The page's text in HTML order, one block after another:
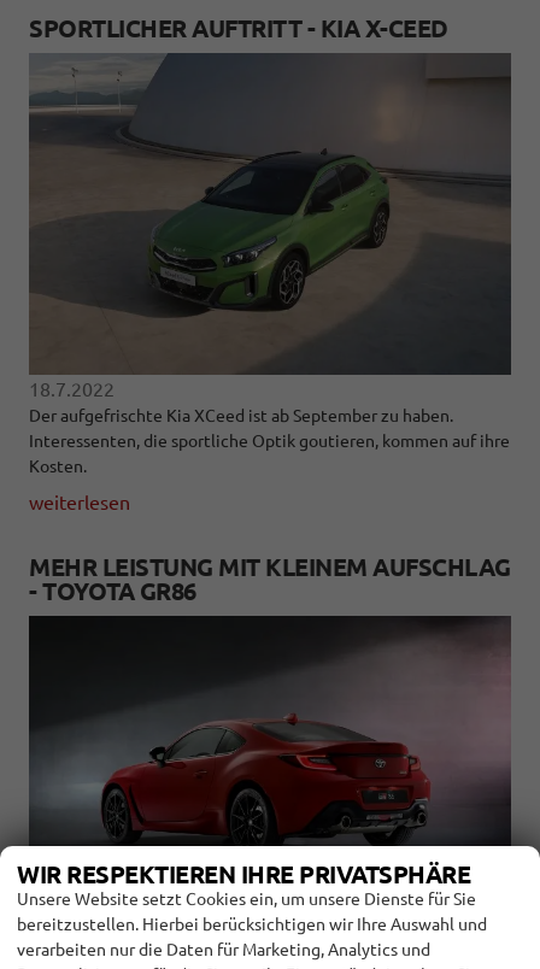
SPORTLICHER AUFTRITT - KIA X-CEED
18.7.2022
Der aufgefrischte Kia XCeed ist ab September zu haben.
Interessenten, die sportliche Optik goutieren, kommen auf ihre
Kosten.
weiterlesen
MEHR LEISTUNG MIT KLEINEM AUFSCHLAG
- TOYOTA GR86
16.3.2022
WIR RESPEKTIEREN IHRE PRIVATSPHÄRE
Unsere Website setzt Cookies ein, um unsere Dienste für Sie
bereitzustellen. Hierbei berücksichtigen wir Ihre Auswahl und
verarbeiten nur die Daten für Marketing, Analytics und